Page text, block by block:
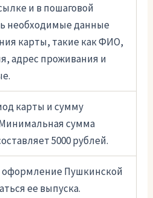
и в пошаговой
необходимые данные
карты, такие как ФИО,
адрес проживания и
карты и сумму
сумма
5000 рублей.
Пушкинской
ее выпуска.